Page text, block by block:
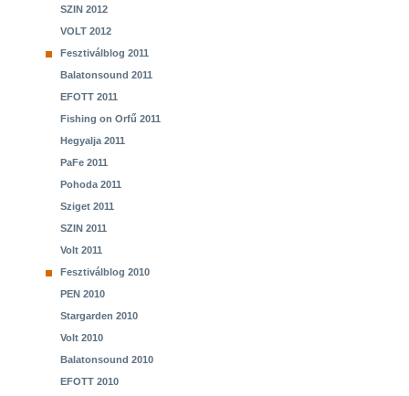
SZIN 2012
VOLT 2012
Fesztiválblog 2011
Balatonsound 2011
EFOTT 2011
Fishing on Orfű 2011
Hegyalja 2011
PaFe 2011
Pohoda 2011
Sziget 2011
SZIN 2011
Volt 2011
Fesztiválblog 2010
PEN 2010
Stargarden 2010
Volt 2010
Balatonsound 2010
EFOTT 2010